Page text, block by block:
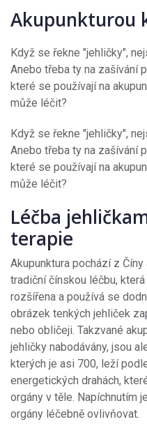
Akupunkturou
Když se řekne "jehličky",
Anebo třeba ty na zašívání
které se používají na
může léčit?
Když se řekne "jehličky",
Anebo třeba ty na zašívání
které se používají na
může léčit?
Léčba
terapie
Akupunktura pochází z
tradiční čínskou léčbu,
rozšířena a používá se
obrázek tenkých jehliček
nebo obličeji. Takzvané
jehličky nabodávány, jsou
kterých je asi 700, leží
energetických drahách,
orgány v těle. Napíchnutím
orgány léčebně ovlivňovat.